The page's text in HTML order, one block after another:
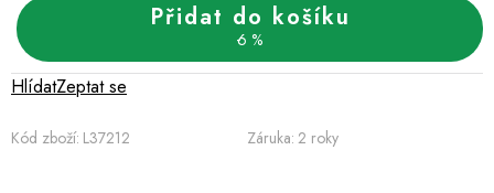
Přidat do košíku
6 %
Kód zboží: L37212 Záruka: 2 roky
Zeptat se
Hlídat